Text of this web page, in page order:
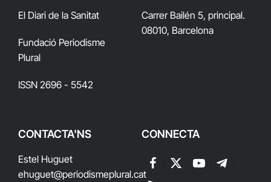
El Diari de la Sanitat
Fundació Periodisme
Plural
ISSN 2696 - 5542
Carrer Bailén 5, principal.
08010, Barcelona
CONTACTA'NS
Estel Huguet
ehuguet@periodismeplural.cat
CONNECTA
Facebook
X
YouTubeTelegram